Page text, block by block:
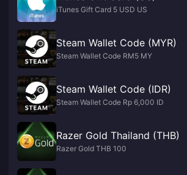
iTunes Gift Card 5 USD US
Steam Wallet Code (MYR)
Steam Wallet Code RM5 MY
Steam Wallet Code (IDR)
Steam Wallet Code Rp 6,000 ID
Razer Gold Thailand (THB)
Razer Gold THB 100